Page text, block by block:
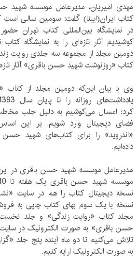
مهدی امیریان، مدیرعامل موسسه شهید
کتاب ایران(ایبنا) گفت: سومین سالی است
در نمایشگاه بین‌المللی کتاب تهران
کوشیدیم آثار تازه‌ای را به نمایشگاه کتاب
دومین مجلد از مجموعه سه جلدی روایت
کتاب «روز‌نوشت شهید حسن باقری» آثار تازه
وی با بیان این‌که دومین مجلد از کتاب
کرد: امسال می‌کوشیم به دلیل جلب
فضای دیجیتال وارد شویم. بر این
«اندروید» را برای کتاب‌های شهید حسن
داده‌ایم.
مدیرعامل موسسه شهید حسن باقری در این
نسخه دیجیتال کتاب را هم در سایت
نسخه با یک سوم بهای کتاب چاپی به
مجلد کتاب «روایت زندگی» و جلد
حسن باقری» به صورت الکترونیک در سایت
تلاش می‌کنیم تا دو ماه آینده پنج جلد
به صورت الکترونیک ارایه کنیم.